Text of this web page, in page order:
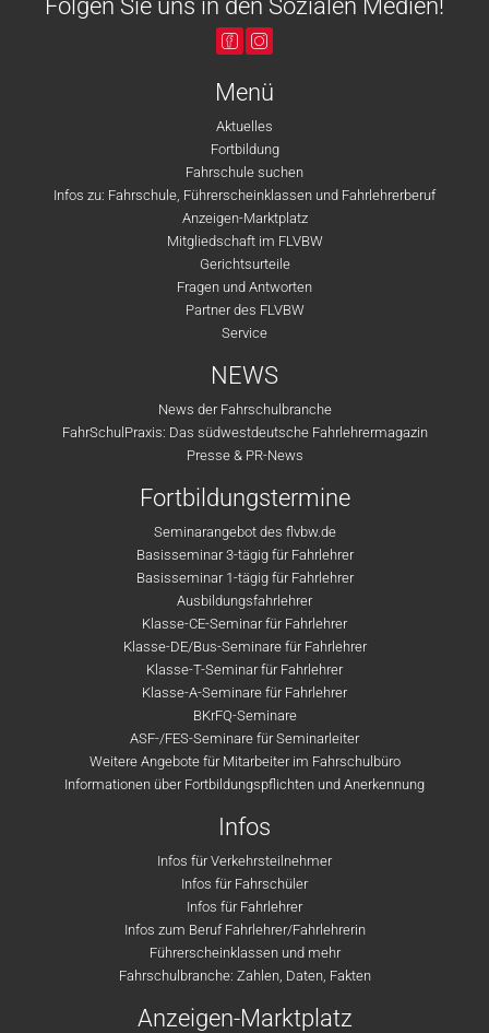
Folgen Sie uns in den Sozialen Medien!
Menü
Aktuelles
Fortbildung
Fahrschule suchen
Infos zu: Fahrschule, Führerscheinklassen und Fahrlehrerberuf
Anzeigen-Marktplatz
Mitgliedschaft im FLVBW
Gerichtsurteile
Fragen und Antworten
Partner des FLVBW
Service
NEWS
News der Fahrschulbranche
FahrSchulPraxis: Das südwestdeutsche Fahrlehrermagazin
Presse & PR-News
Fortbildungstermine
Seminarangebot des flvbw.de
Basisseminar 3-tägig für Fahrlehrer
Basisseminar 1-tägig für Fahrlehrer
Ausbildungsfahrlehrer
Klasse-CE-Seminar für Fahrlehrer
Klasse-DE/Bus-Seminare für Fahrlehrer
Klasse-T-Seminar für Fahrlehrer
Klasse-A-Seminare für Fahrlehrer
BKrFQ-Seminare
ASF-/FES-Seminare für Seminarleiter
Weitere Angebote für Mitarbeiter im Fahrschulbüro
Informationen über Fortbildungspflichten und Anerkennung
Infos
Infos für Verkehrsteilnehmer
Infos für Fahrschüler
Infos für Fahrlehrer
Infos zum Beruf Fahrlehrer/Fahrlehrerin
Führerscheinklassen und mehr
Fahrschulbranche: Zahlen, Daten, Fakten
Anzeigen-Marktplatz